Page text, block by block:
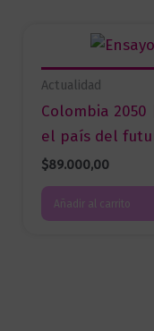
Actualidad
Colombia
el país del
$89.000,00
Añadir al carrito